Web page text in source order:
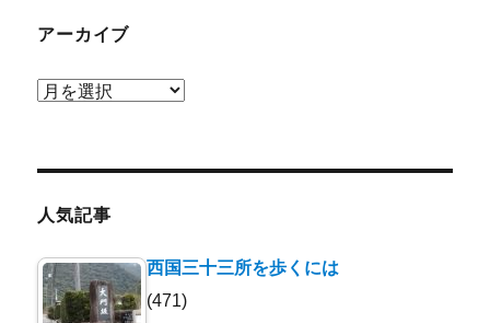
アーカイブ
ア
ブ
人気記事
西国三十三所を歩くには
(471)